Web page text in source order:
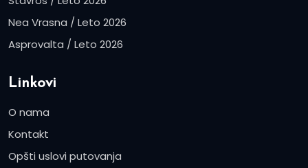
Nea Vrasna / Leto 2026
Asprovalta / Leto 2026
Linkovi
O nama
Kontakt
Opšti uslovi putovanja